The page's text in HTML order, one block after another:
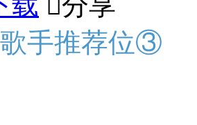
手推荐位③